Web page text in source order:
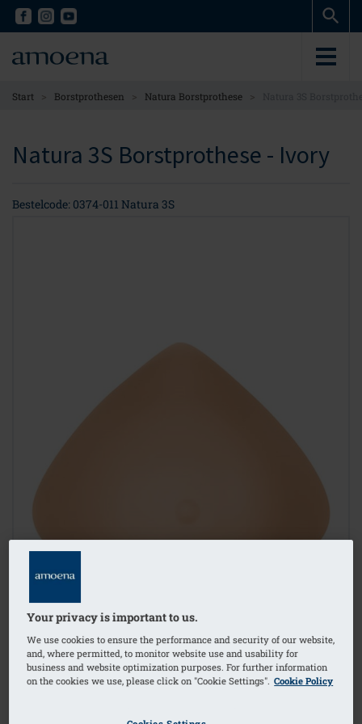
Skip
content
Skip
content
Start > Borstprothesen > Natura Borstprothese >
Natura 3S Borstprothese - Ivory
Bestelcode: 0374-011 Natura 3S
Your privacy is important to us.
We use cookies to ensure the performance and security of our website,
and, where permitted, to monitor website use and usability for
business and website optimization purposes. For further information
on the cookies we use, please click on "Cookie Settings". Cookie Policy